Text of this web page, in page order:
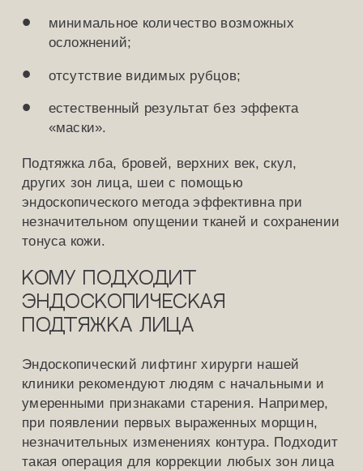
минимальное количество возможных
осложнений;
отсутствие видимых рубцов;
естественный результат без эффекта
«маски».
Подтяжка лба, бровей, верхних век, скул,
других зон лица, шеи с помощью
эндоскопического метода эффективна при
незначительном опущении тканей и сохранении
тонуса кожи.
Кому подходит
эндоскопическая
подтяжка лица
Эндоскопический лифтинг хирурги нашей
клиники рекомендуют людям с начальными и
умеренными признаками старения. Например,
при появлении первых выраженных морщин,
незначительных изменениях контура. Подходит
такая операция для коррекции любых зон лица